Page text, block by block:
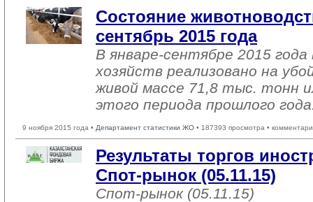
Состояние
сентябрь 2015 года
В январе-сентябре 2015 года
хозяйств реализовано на
живой массе 71,8 тыс. тонн
этого периода прошлого
9 ноября 2015 года • Департамент статистики ЖО • 187393 просмотра •
Результаты торгов
Спот-рынок (05.11.15)
Спот-рынок (05.11.15)